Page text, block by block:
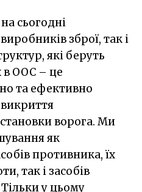
сьогодні
зброї, так і
які беруть
в ООС – це
та ефективно
ворога. Ми
як
противника, їх
так і засобів
у цьому